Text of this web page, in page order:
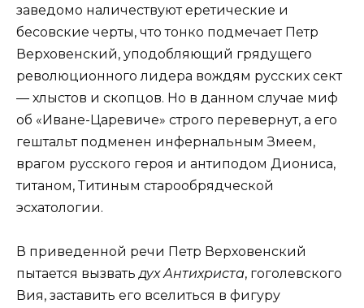
заведомо наличествуют еретические и
бесовские черты, что тонко подмечает Петр
Верховенский, уподобляющий грядущего
революционного лидера вождям русских сект
— хлыстов и скопцов. Но в данном случае миф
об «Иване-Царевиче» строго перевернут, а его
гештальт подменен инфернальным Змеем,
врагом русского героя и антиподом Диониса,
титаном, Титиным старообрядческой
эсхатологии.
В приведенной речи Петр Верховенский
пытается вызвать дух Антихриста, гоголевского
Вия, заставить его вселиться в фигуру